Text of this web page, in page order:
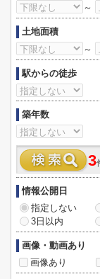
～
土地面積
～
駅からの徒歩
築年数
3
情報公開日
指定しない
3日以内
画像・動画あり
画像あり